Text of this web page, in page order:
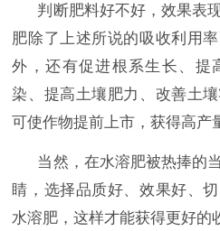
判断肥料好不好，效果表
肥除了上述所说的吸收利用
外，还有促进根系生长、提
染、提高土壤肥力、改善土
可使作物提前上市，获得高产
当然，在水溶肥被热捧的
睛，选择品质好、效果好、
水溶肥，这样才能获得更好的